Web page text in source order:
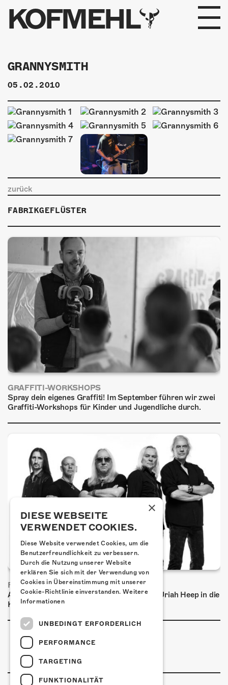
KOFMEHL
PROGRAMM
FABRIKGEFLÜSTER
GALERIE
FOTOGALERIE
PHOTOMAT
INFOS
KONTAKT
ÜBER UNS
GÖNNEREI
SHOP
MITMACHEN
GRANNYSMITH
05.02.2010
zurück
FABRIKGEFLÜSTER
GRAFFITI-WORKSHOPS
Spray dein eigenes Graffiti! Im September führen wir zwei
Graffiti-Workshops für Kinder und Jugendliche durch.
FRISCH BESTÄTIGT: URIAH HEEP
Am Sonntag, 15. November 2026 kommen Uriah Heep in die
Kulturfabrik Kofmehl!
×
DIESE WEBSEITE
VERWENDET COOKIES.
Diese Website verwendet Cookies, um die
Benutzerfreundlichkeit zu verbessern.
Durch die Nutzung unserer Website
erklären Sie sich mit der Verwendung von
Cookies in Übereinstimmung mit unserer
Cookie-Richtlinie einverstanden. Weitere
Informationen
UNBEDINGT ERFORDERLICH
PERFORMANCE
TARGETING
FUNKTIONALITÄT